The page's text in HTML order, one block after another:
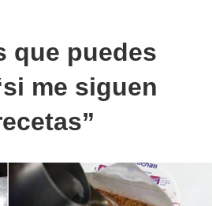
que puedes
me siguen